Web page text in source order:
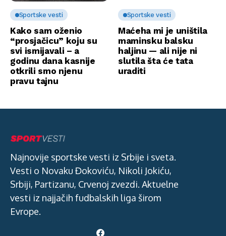
Sportske vesti
Kako sam oženio
“prosjačicu” koju su
svi ismijavali – a
godinu dana kasnije
otkrili smo njenu
pravu tajnu
Sportske vesti
Maćeha mi je uništila
maminsku balsku
haljinu — ali nije ni
slutila šta će tata
uraditi
Najnovije sportske vesti iz Srbije i sveta.
Vesti o Novaku Đokoviću, Nikoli Jokiću,
Srbiji, Partizanu, Crvenoj zvezdi. Aktuelne
vesti iz najjačih fudbalskih liga širom
Evrope.